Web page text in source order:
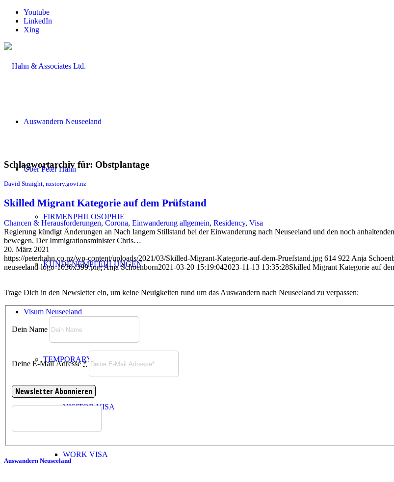
Youtube
LinkedIn
Xing
Auswandern Neuseeland
Über Peter Hahn
FIRMENPHILOSOPHIE
KUNDENEMPFEHLUNGEN
Visum Neuseeland
TEMPORARY VISA
VISITOR VISA
WORK VISA
Schlagwortarchiv für: Obstplantage
David Straight, nzstory.govt.nz
Skilled Migrant Kategorie auf dem Prüfstand
Chancen & Herausforderungen, Corona, Einwanderung allgemein, Residency, Visa
Regierung kündigt Änderungen an Nach langem Stillstand bei der Einwanderung nach Neuseeland und den noch
bewegen. Der Immigrationsminister Chris…
20. März 2021
https://peterhahn.co.nz/wp-content/uploads/2021/03/Skilled-Migrant-Kategorie-auf-dem-Pruefstand.jpg 614 922 Anja
neuseeland-logo-1030x399.pngAnja Schoenborn2021-03-20 15:19:042023-11-13 13:35:28Skilled Migrant Kategorie auf
Trage Dich in den Newsletter ein, um keine Neuigkeiten rund um das Auswandern nach Neuseeland zu verpassen:
Dein Name
Deine E-Mail Adresse*
Auswandern Neuseeland